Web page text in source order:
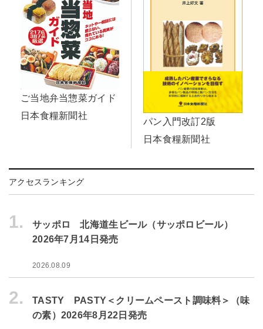
ご当地弁当惣菜ガイド
日本食糧新聞社
パン入門改訂2版
日本食糧新聞社
アクセスランキング
1.
サッポロ 北海道生ビール（サッポロビール）
2026年7月14日発売
2026.08.09
2.
TASTY PASTY＜クリームペースト調味料＞（味
の素）2026年8月22日発売